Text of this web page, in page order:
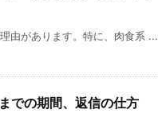
由があります。特に、肉食系 ...
での期間、返信の仕方